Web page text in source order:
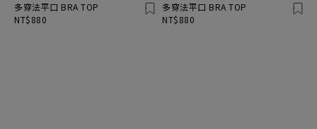
多穿法平口 BRA TOP
NT$880
多穿法平口 BRA TOP
NT$880